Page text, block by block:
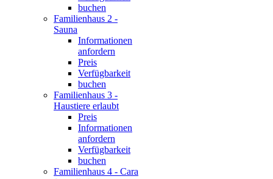
buchen
Familienhaus 2 -
Sauna
Informationen
anfordern
Preis
Verfügbarkeit
buchen
Familienhaus 3 -
Haustiere erlaubt
Preis
Informationen
anfordern
Verfügbarkeit
buchen
Familienhaus 4 - Cara